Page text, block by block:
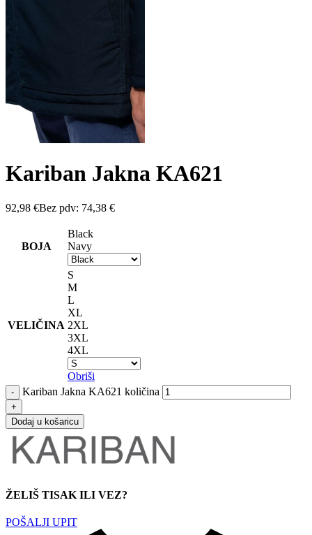
Kariban Jakna KA621
92,98 €Bez pdv: 74,38 €
BOJA
Black
Navy
VELIČINA
S
M
L
XL
2XL
3XL
4XL
Obriši
Kariban Jakna KA621 količina
Dodaj u košaricu
ŽELIŠ TISAK ILI VEZ?
POŠALJI UPIT